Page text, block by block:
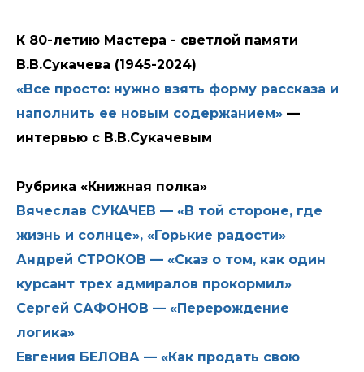
К 80-летию Мастера - светлой памяти
В.В.Сукачева (1945-2024)
«Все просто: нужно взять форму рассказа и
наполнить ее новым содержанием» —
интервью с В.В.Сукачевым
Рубрика «Книжная полка»
Вячеслав СУКАЧЕВ — «В той стороне, где
жизнь и солнце», «Горькие радости»
Андрей СТРОКОВ — «Сказ о том, как один
курсант трех адмиралов прокормил»
Сергей САФОНОВ — «Перерождение
логика»
Евгения БЕЛОВА — «Как продать свою